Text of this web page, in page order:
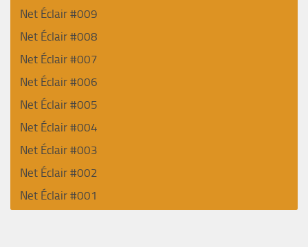
Net Éclair #009
Net Éclair #008
Net Éclair #007
Net Éclair #006
Net Éclair #005
Net Éclair #004
Net Éclair #003
Net Éclair #002
Net Éclair #001